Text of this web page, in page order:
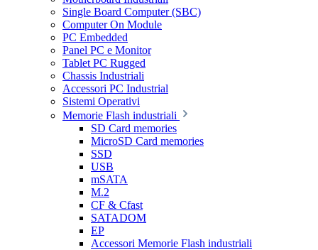
Single Board Computer (SBC)
Computer On Module
PC Embedded
Panel PC e Monitor
Tablet PC Rugged
Chassis Industriali
Accessori PC Industrial
Sistemi Operativi
Memorie Flash industriali
SD Card memories
MicroSD Card memories
SSD
USB
mSATA
M.2
CF & Cfast
SATADOM
EP
Accessori Memorie Flash industriali